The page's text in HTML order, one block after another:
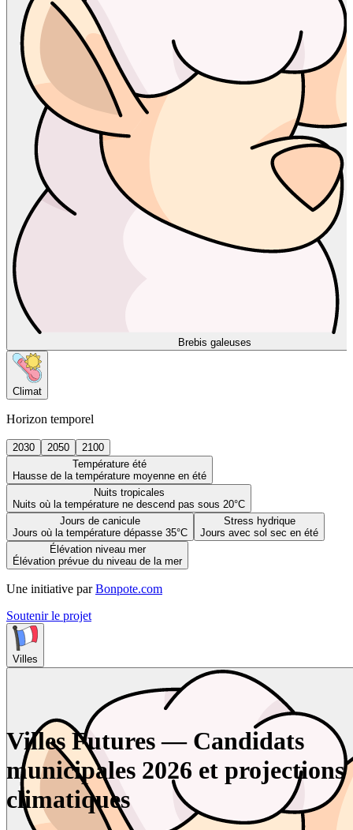
Brebis galeuses
Climat
Horizon temporel
2030 2050
2100
Température été
Hausse de la température moyenne en été
Nuits tropicales
Nuits où la température ne descend pas sous 20°C
Jours de canicule
Jours où la température dépasse 35°C
Stress hydrique
Jours avec sol sec en été
Élévation niveau mer
Élévation prévue du niveau de la mer
Une initiative par Bonpote.com
Soutenir le projet
Villes
Villes Futures — Candidats
municipales 2026 et projections
climatiques